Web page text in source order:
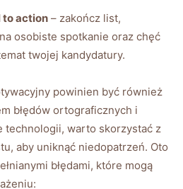
to action – zakończ list,
osobiste spotkanie oraz chęć
twojej kandydatury.
powinien być również
błędów ortograficznych i
technologii, warto skorzystać z
aby uniknąć niedopatrzeń. Oto
błędami, które mogą